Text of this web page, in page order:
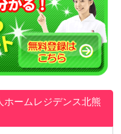
ホームレジデンス北熊